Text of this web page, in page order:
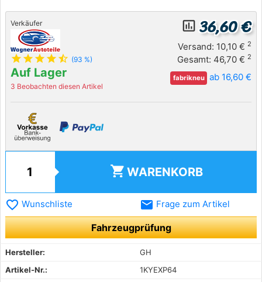
Verkäufer
star star star star star_half (93 %)
Auf Lager
3 Beobachten diesen Artikel
insert_chart_outlined 36,60 €
Versand: 10,10 € 2
Gesamt: 46,70 € 2
fabrikneu ab 16,60 €
shopping_cart WARENKORB
favorite_border Wunschliste email Frage zum Artikel
Fahrzeugprüfung
Hersteller:
GH
Artikel-Nr.:
1KYEXP64